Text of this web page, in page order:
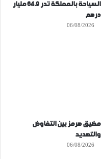
السياحة بالمملكة تدر 64.9 مليار
درهم
06/08/2026
مضيق هرمز بين التفاوض
والتهديد
06/08/2026